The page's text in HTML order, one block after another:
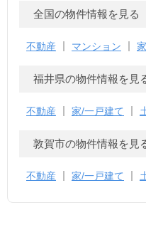
全国の物件情報を見る
不動産 マンション
福井県の物件情報を見
不動産 家/一戸建て
敦賀市の物件情報を見
不動産 家/一戸建て